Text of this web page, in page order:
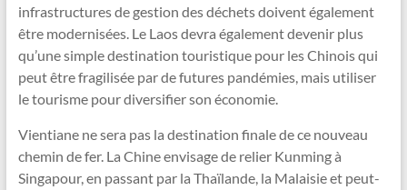
infrastructures de gestion des déchets doivent également
être modernisées. Le Laos devra également devenir plus
qu’une simple destination touristique pour les Chinois qui
peut être fragilisée par de futures pandémies, mais utiliser
le tourisme pour diversifier son économie.
Vientiane ne sera pas la destination finale de ce nouveau
chemin de fer. La Chine envisage de relier Kunming à
Singapour, en passant par la Thaïlande, la Malaisie et peut-